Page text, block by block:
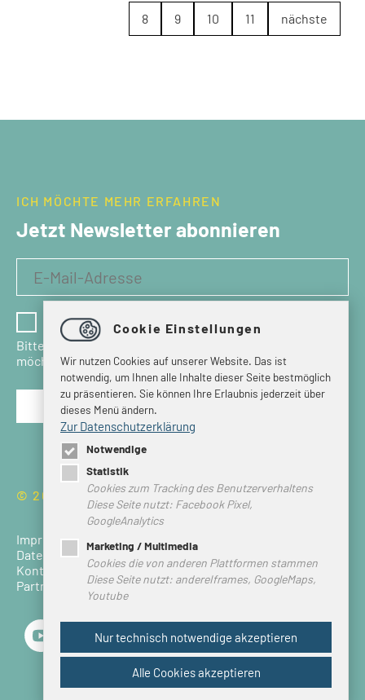
8 9 10 11 nächste
ICH MÖCHTE MEHR ERFAHREN
Jetzt Newsletter abonnieren
Ich habe die Datenschutzbestimmungen gelesen
Bitte bestätigen Sie, dass Sie den Newsletter erhalten
möchten.
© 2026 HEIMVORTEIL HARZ
Impressum
Datenschutz
Kontakt
Partner Login
Cookie Einstellungen
Wir nutzen Cookies auf unserer Website. Das ist
notwendig, um Ihnen alle Inhalte dieser Seite bestmöglich
zu präsentieren. Sie können Ihre Erlaubnis jederzeit über
dieses Menü ändern.
Zur Datenschutzerklärung
Notwendige
Statistik
Cookies zum Tracking des Benutzerverhaltens
Diese Seite nutzt: Facebook Pixel,
GoogleAnalytics
Marketing / Multimedia
Cookies die von anderen Plattformen stammen
Diese Seite nutzt: andereIframes, GoogleMaps,
Youtube
Nur technisch notwendige akzeptieren
Alle Cookies akzeptieren